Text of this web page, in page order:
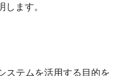
ます。
ステムを活用する目的を